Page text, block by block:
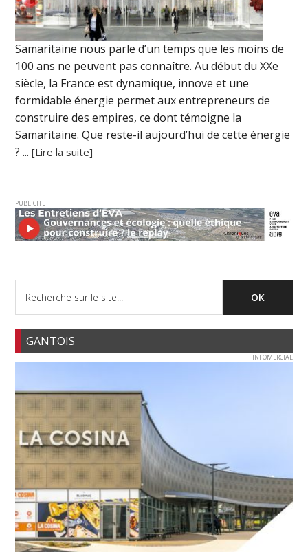
Samaritaine nous parle d’un temps que les moins de
100 ans ne peuvent pas connaître. Au début du XXe
siècle, la France est dynamique, innove et une
formidable énergie permet aux entrepreneurs de
construire des empires, ce dont témoigne la
Samaritaine. Que reste-il aujourd’hui de cette énergie
? ...[Lire la suite]
PUBLICITE
GANTOIS
INFOMERCIAL